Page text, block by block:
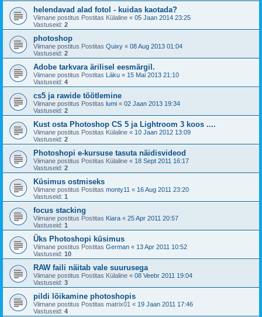
helendavad alad fotol - kuidas kaotada?
Viimane postitus Postitas Külaline « 05 Jaan 2014 23:25
Vastuseid: 2
photoshop
Viimane postitus Postitas Quixy « 08 Aug 2013 01:04
Vastuseid: 2
Adobe tarkvara ärilisel eesmärgil.
Viimane postitus Postitas Läku « 15 Mai 2013 21:10
Vastuseid: 4
cs5 ja rawide töötlemine
Viimane postitus Postitas lumi « 02 Jaan 2013 19:34
Vastuseid: 2
Kust osta Photoshop CS 5 ja Lightroom 3 koos ....
Viimane postitus Postitas Külaline « 10 Jaan 2012 13:09
Vastuseid: 2
Photoshopi e-kursuse tasuta näidisvideod
Viimane postitus Postitas Külaline « 18 Sept 2011 16:17
Vastuseid: 2
Küsimus ostmiseks
Viimane postitus Postitas monty11 « 16 Aug 2011 23:20
Vastuseid: 1
focus stacking
Viimane postitus Postitas Kiara « 25 Apr 2011 20:57
Vastuseid: 1
Üks Photoshopi küsimus
Viimane postitus Postitas German « 13 Apr 2011 10:52
Vastuseid: 10
RAW faili näitab vale suurusega
Viimane postitus Postitas Külaline « 08 Veebr 2011 19:04
Vastuseid: 3
pildi lõikamine photoshopis
Viimane postitus Postitas matrix01 « 19 Jaan 2011 17:46
Vastuseid: 4